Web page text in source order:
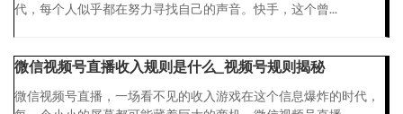
代，每个人似乎都在努力寻找自己的声音。快手，这个曾...
微信视频号直播收入规则是什么_视频号规则揭秘
微信视频号直播，一场看不见的收入游戏在这个信息爆炸的时代，